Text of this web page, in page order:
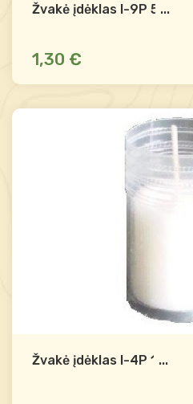
Žvakė įdėklas I-9P 55h
...
1,30 €
+
Žvakė įdėklas I-4P 18h
...